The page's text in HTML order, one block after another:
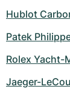
Hublot
Patek
Rolex Yacht-
Jaeger-